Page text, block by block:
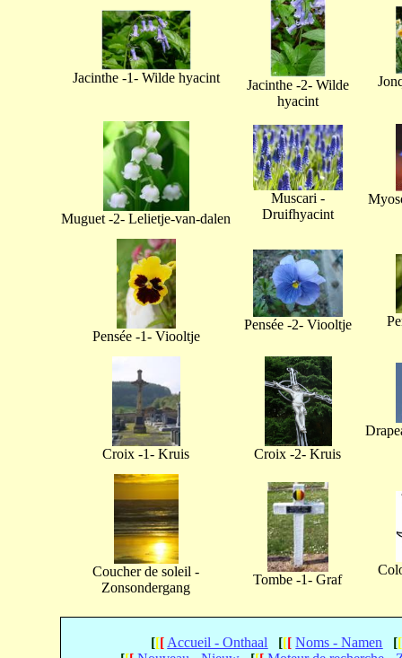
Jacinthe -1- Wilde hyacint
Jacinthe -2- Wilde
hyacint
Muguet -2- Lelietje-van-dalen
Muscari -
Druifhyacint
Pensée -1- Viooltje
Pensée -2- Viooltje
Croix -1- Kruis Croix -2- Kruis
Coucher de soleil -
Zonsondergang
Tombe -1- Graf
[[[ Accueil - Onthaal [[[ Noms - Namen [[